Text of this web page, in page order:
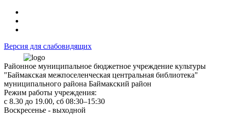
Версия для слабовидящих
Районное муниципальное бюджетное учреждение культуры
"Баймакская межпоселенческая центральная библиотека"
муниципального района Баймакский район
Режим работы учреждения:
с 8.30 до 19.00, сб 08:30–15:30
Воскресенье - выходной